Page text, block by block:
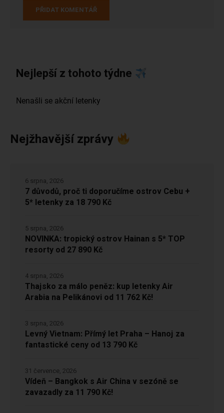
Nejlepší z tohoto týdne
Nejžhavější zprávy
7 důvodů, proč ti doporučíme ostrov Cebu +
5* letenky za 18 790 Kč
6 srpna, 2026
NOVINKA: tropický ostrov Hainan s 5* TOP
resorty od 27 890 Kč
5 srpna, 2026
Thajsko za málo peněz: kup letenky Air
Arabia na Pelikánovi od 11 762 Kč!
4 srpna, 2026
Levný Vietnam: Přímý let Praha – Hanoj za
fantastické ceny od 13 790 Kč
3 srpna, 2026
Vídeň – Bangkok s Air China v sezóně se
zavazadly za 11 790 Kč!
31 července, 2026